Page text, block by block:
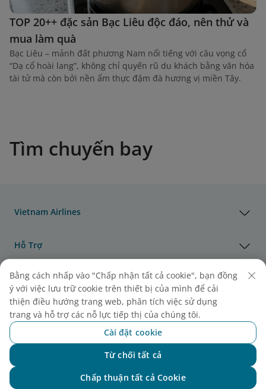
TOP 20++ đặc sản Bạc Liêu độc đáo, nên thử và
mua làm quà
Bạc Liêu – mảnh đất phương Nam nổi tiếng với câu vọng cổ
“Dạ cổ hoài lang”, không chỉ quyến rũ du khách bằng văn hóa
tài tử mà còn bởi nền ẩm thực đậm đà hương vị miền Tây.
Tìm chuyến bay
Vietnam Airlines
Hỗ Trợ
Pháp Lý
Thông Tin Hữu Ích
Đại lý & Đối tác
Vận Tải Hàng Hóa
Bằng cách nhấp vào "Chấp nhận tất cả cookie", bạn đồng
ý với việc lưu trữ cookie trên thiết bị của mình để cải
thiện điều hướng trang web, phân tích việc sử dụng
trang và hỗ trợ các nỗ lực tiếp thị của chúng tôi.
Cài đặt cookie
Từ chối tất cả
Chấp thuận tất cả Cookie